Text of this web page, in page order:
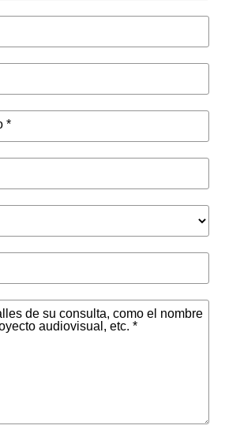
*
de su consulta, como el nombre
audiovisual, etc. *